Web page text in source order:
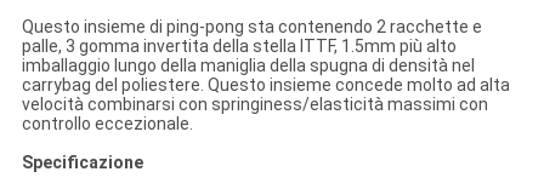
Questo insieme di ping-pong sta contenendo 2 racchette e
palle, 3 gomma invertita della stella ITTF, 1.5mm più alto
imballaggio lungo della maniglia della spugna di densità nel
carrybag del poliestere. Questo insieme concede molto ad alta
velocità combinarsi con springiness/elasticità massimi con
controllo eccezionale.
Specificazione